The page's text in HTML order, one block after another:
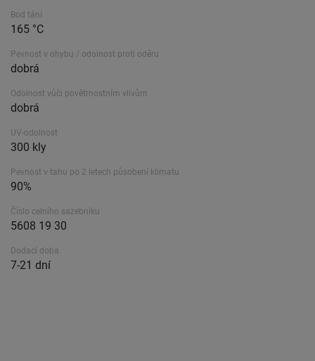
Bod tání
165 °C
Pevnost v ohybu / odolnost proti oděru
dobrá
Odolnost vůči povětrnostním vlivům
dobrá
UV-odolnost
300 kly
Pevnost v tahu po 2 letech působení klimatu
90%
Číslo celního sazebníku
5608 19 30
Dodací doba.
7-21 dní